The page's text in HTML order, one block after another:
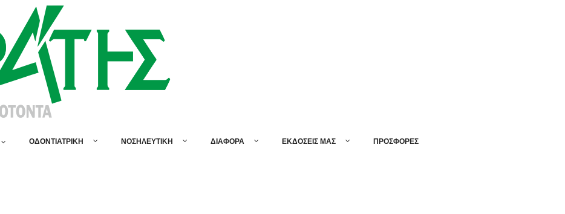
ΟΔΟΝΤΙΑΤΡΙΚΗ ΝΟΣΗΛΕΥΤΙΚΗ ΔΙΑΦΟΡΑ ΕΚΔΟΣΕΙΣ ΜΑΣ ΠΡΟΣΦΟΡΕΣ